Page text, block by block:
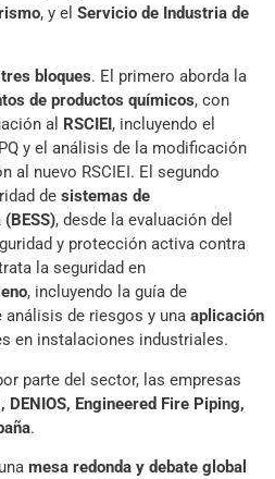
, y el Servicio de Industria de
tres bloques. El primero aborda la
de productos químicos, con
al RSCIEI , incluyendo el
y el análisis de la modificación
al nuevo RSCIEI. El segundo
de sistemas de
, desde la evaluación del
y protección activa contra
la seguridad en
, incluyendo la guía de
análisis de riesgos y una aplicación
en instalaciones industriales.
parte del sector, las empresas
Engineered Fire Piping,
.
mesa redonda y debate global